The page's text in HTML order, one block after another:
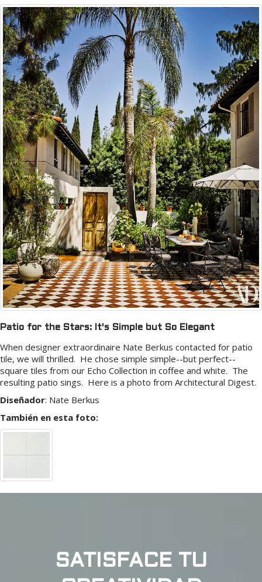
Patio for the Stars: It's Simple but So Elegant
When designer extraordinaire Nate Berkus contacted for patio
tile, we will thrilled. He chose simple simple--but perfect--
square tiles from our Echo Collection in coffee and white. The
resulting patio sings. Here is a photo from Architectural Digest.
Diseñador: Nate Berkus
También en esta foto:
SATISFACE TU